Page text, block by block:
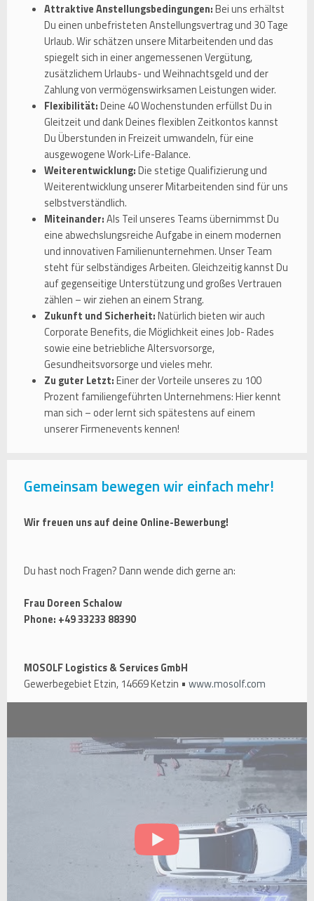
Attraktive Anstellungsbedingungen:Bei uns erhältst
Du einen unbefristeten Anstellungsvertrag und 30 Tage
Urlaub. Wir schätzen unsere Mitarbeitenden und das
spiegelt sich in einer angemessenen Vergütung,
zusätzlichem Urlaubs- und Weihnachtsgeld und der
Zahlung von vermögenswirksamen Leistungen wider.
Flexibilität:Deine 40 Wochenstunden erfüllst Du in
Gleitzeit und dank Deines flexiblen Zeitkontos kannst
Du Überstunden in Freizeit umwandeln, für eine
ausgewogene Work-Life-Balance.
Weiterentwicklung:Die stetige Qualifizierung und
Weiterentwicklung unserer Mitarbeitenden sind für uns
selbstverständlich.
Miteinander:Als Teil unseres Teams übernimmst Du
eine abwechslungsreiche Aufgabe in einem modernen
und innovativen Familienunternehmen. Unser Team
steht für selbständiges Arbeiten. Gleichzeitig kannst Du
auf gegenseitige Unterstützung und großes Vertrauen
zählen – wir ziehen an einem Strang.
Zukunft und Sicherheit:Natürlich bieten wir auch
Corporate Benefits, die Möglichkeit eines Job- Rades
sowie eine betriebliche Altersvorsorge,
Gesundheitsvorsorge und vieles mehr.
Zu guter Letzt:Einer der Vorteile unseres zu 100
Prozent familiengeführten Unternehmens: Hier kennt
man sich – oder lernt sich spätestens auf einem
unserer Firmenevents kennen!
Gemeinsam bewegen wir einfach mehr!
Wir freuen uns auf deine Online-Bewerbung!
Du hast noch Fragen? Dann wende dich gerne an:
Frau Doreen Schalow
Phone: +49 33233 88390
MOSOLF Logistics & Services GmbH
Gewerbegebiet Etzin, 14669 Ketzin • www.mosolf.com